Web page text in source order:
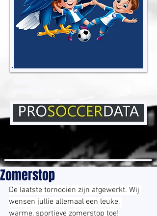
Zomerstop
De laatste tornooien zijn afgewerkt. Wij
wensen jullie allemaal een leuke,
warme, sportieve zomerstop toe!